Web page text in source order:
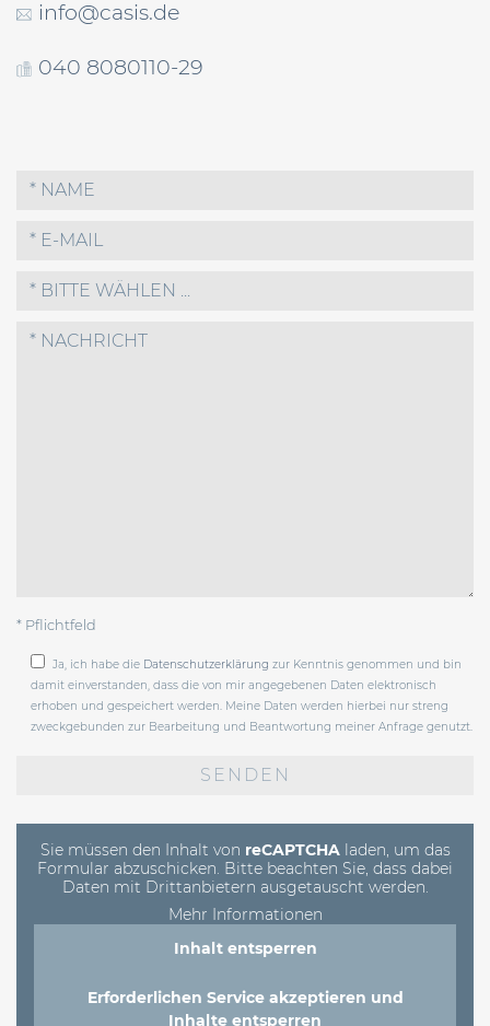
info@casis.de
040 8080110-29
* BITTE WÄHLEN ...
* Pflichtfeld
Ja, ich habe die Datenschutzerklärung zur Kenntnis genommen und bin
damit einverstanden, dass die von mir angegebenen Daten elektronisch
erhoben und gespeichert werden. Meine Daten werden hierbei nur streng
zweckgebunden zur Bearbeitung und Beantwortung meiner Anfrage genutzt.
Sie müssen den Inhalt von reCAPTCHAladen, um das
Formular abzuschicken. Bitte beachten Sie, dass dabei
Daten mit Drittanbietern ausgetauscht werden.
Mehr Informationen
Inhalt entsperren
Erforderlichen Service akzeptieren und
Inhalte entsperren